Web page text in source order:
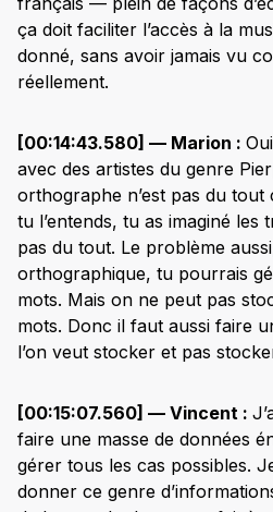
ça doit faciliter l’accès à la
donné, sans avoir jamais vu
réellement.
[00:14:43.580] — Marion :
avec des artistes du genre
orthographe n’est pas du tout
tu l’entends, tu as imaginé
pas du tout. Le problème
orthographique, tu pourrais
mots. Mais on ne peut pas
mots. Donc il faut aussi faire
l’on veut stocker et pas
[00:15:07.560] — Vincent :
faire une masse de données
gérer tous les cas possibles.
donner ce genre